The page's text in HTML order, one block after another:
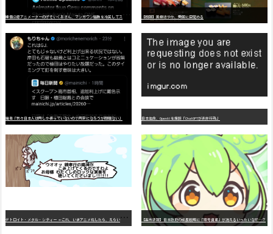
【朗報】美樹さやか、愛国に目覚める
識者「我々日本人は円しか使っていないので円安になろうが問題ない」 日本生命、OpenAIを提訴「ChatGPTが非弁行為」
デ
トロイト・メタル・シティー ⇐これ、いまアニメ化したら、えらいことになってたよな？ 【高市悲報】日本政府の成長戦略に「暗号資産」が消えるいったいなぜ…？